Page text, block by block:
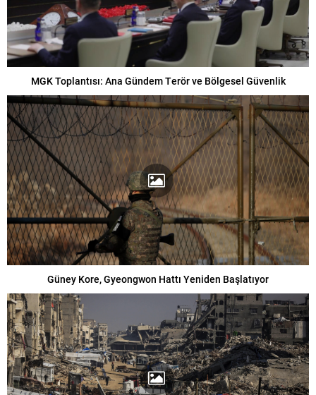
MGK Toplantısı: Ana Gündem Terör ve Bölgesel Güvenlik
Güney Kore, Gyeongwon Hattı Yeniden Başlatıyor